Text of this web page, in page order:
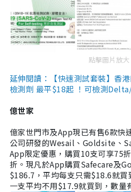
點擊圖片放大
延伸閱讀：【快速測試套裝】香
檢測劑 最平$18起 ！可檢測
億世家
億家世門市及App現已有售6款快
公司研發的Wesail、Goldsite、
App限定優惠，購買10支可享75
折。現凡於App購買Safecare及
$186.7，平均每支只需$18.6就買
一支平均不用$17.9就買到，數量